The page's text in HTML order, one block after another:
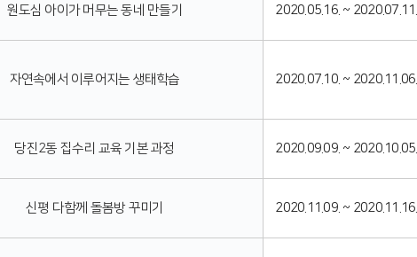
원도심 아이가 머무는 동네 만들기 2020.05.16. ~ 2020.07.11.
자연속에서 이루어지는 생태학습 2020.07.10. ~ 2020.11.06.
당진2동 집수리 교육 기본 과정 2020.09.09. ~ 2020.10.05.
신평 다함께 돌봄방 꾸미기 2020.11.09. ~ 2020.11.16.